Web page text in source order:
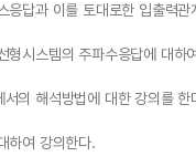
응답과 이를 토대로한 입출력
형시스템의 주파수응답에 대하
서의 해석방법에 대한 강의를 한
하여 강의한다.